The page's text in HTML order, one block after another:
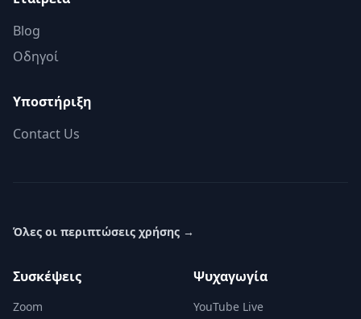
Blog
Οδηγοί
Υποστήριξη
Contact Us
Όλες οι περιπτώσεις χρήσης →
Συσκέψεις
Zoom
Ψυχαγωγία
YouTube Live